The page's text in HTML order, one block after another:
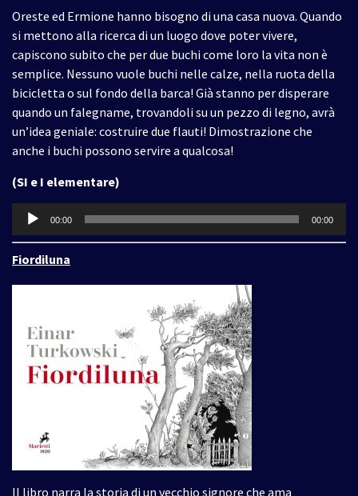
Oreste ed Ermione hanno bisogno di una casa nuova. Quando
si mettono alla ricerca di un luogo dove poter vivere,
capiscono subito che per due buchi come loro la vita non è
semplice. Nessuno vuole buchi nelle calze, nella ruota della
bicicletta o sul fondo della barca! Già stanno per disperare
quando un falegname, trovandoli su un pezzo di legno, avrà
un’idea geniale: costruire due flauti! Dimostrazione che
anche i buchi possono servire a qualcosa!
(SI e I elementare)
Audio
Player
00:00 00:00
Fiordiluna
Il libro narra la storia di un vecchio signore che ama